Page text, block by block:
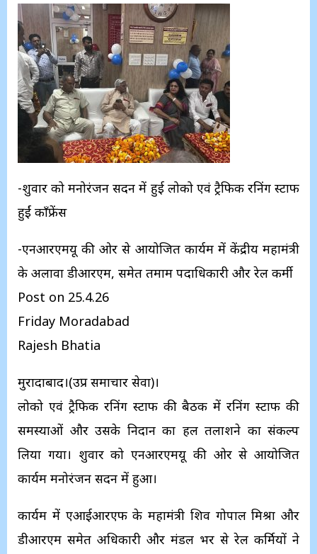
-शुक्रवार को मनोरंजन सदन में हुई लोको एवं ट्रैफिक रनिंग स्टाफ
हुईं काँफ्रेंस
-एनआरएमयू की ओर से आयोजित कार्यक्रम में केंद्रीय महामंत्री
के अलावा डीआरएम, समेत तमाम पदाधिकारी और रेल कर्मी
Post on 25.4.26
Friday Moradabad
Rajesh Bhatia
मुरादाबाद।(उप्र समाचार सेवा)।
लोको एवं ट्रैफिक रनिंग स्टाफ की बैठक में रनिंग स्टाफ की
समस्याओं और उसके निदान का हल तलाशने का संकल्प
लिया गया। शुक्रवार को एनआरएमयू की ओर से आयोजित
कार्यक्रम मनोरंजन सदन में हुआ।
कार्यक्रम में एआईआरएफ के महामंत्री शिव गोपाल मिश्रा और
डीआरएम समेत अधिकारी और मंडल भर से रेल कर्मियों ने